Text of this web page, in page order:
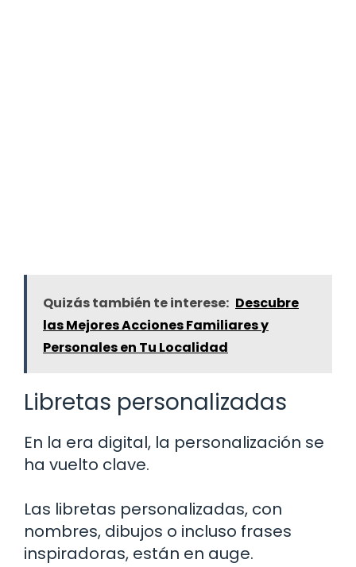
Quizás también te interese: Descubre
las Mejores Acciones Familiares y
Personales en Tu Localidad
Libretas personalizadas
En la era digital, la personalización se
ha vuelto clave.
Las libretas personalizadas, con
nombres, dibujos o incluso frases
inspiradoras, están en auge.